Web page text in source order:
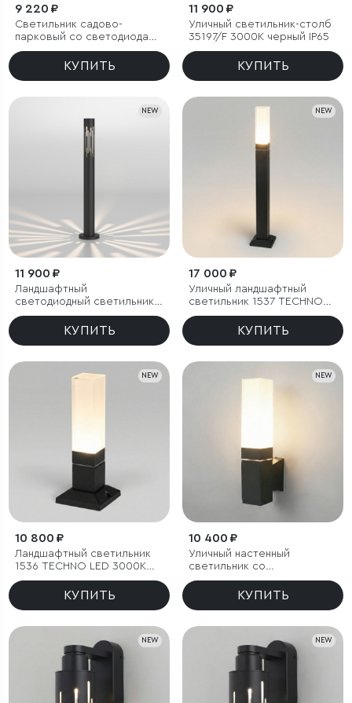
9 220 ₽
Светильник садово-
парковый со светодиодами
Entero черный
КУПИТЬ
11 900 ₽
Уличный светильник-столб
35197/F 3000К черный IP65
КУПИТЬ
NEW
11 900 ₽
Ландшафтный
светодиодный светильник
35197/F 4000К черный IP65
КУПИТЬ
NEW
17 000 ₽
Уличный ландшафтный
светильник 1537 TECHNO
LED 3000K чёрный
КУПИТЬ
NEW
10 800 ₽
Ландшафтный светильник
1536 TECHNO LED 3000K
чёрный IP54
КУПИТЬ
NEW
10 400 ₽
Уличный настенный
светильник со
светодиодами 1534
TECHNO LED 3000K чёрный
КУПИТЬ
NEW NEW